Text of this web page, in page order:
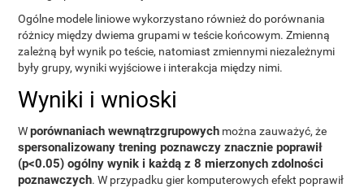
Ogólne modele liniowe wykorzystano również do porównania
różnicy między dwiema grupami w teście końcowym. Zmienną
zależną był wynik po teście, natomiast zmiennymi niezależnymi
były grupy, wyniki wyjściowe i interakcja między nimi.
Wyniki i wnioski
Wporównaniach wewnątrzgrupowych można zauważyć, że
spersonalizowany trening poznawczy znacznie poprawił
(p<0.05) ogólny wynik i każdą z 8 mierzonych zdolności
poznawczych. W przypadku gier komputerowych efekt poprawił